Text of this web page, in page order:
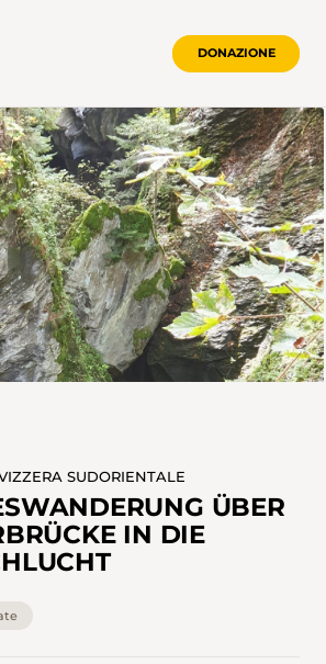
DONAZIONE
SUDORIENTALE
ÜBER
IN DIE